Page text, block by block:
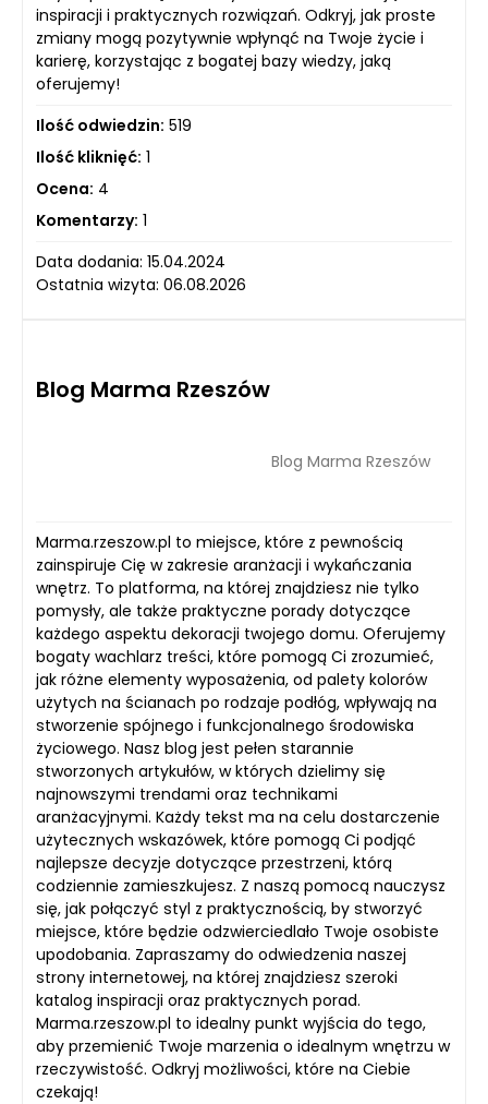
inspiracji i praktycznych rozwiązań. Odkryj, jak proste
zmiany mogą pozytywnie wpłynąć na Twoje życie i
karierę, korzystając z bogatej bazy wiedzy, jaką
oferujemy!
Ilość odwiedzin: 519
Ilość kliknięć: 1
Ocena: 4
Komentarzy: 1
Data dodania: 15.04.2024
Ostatnia wizyta: 06.08.2026
Blog Marma Rzeszów
Blog Marma Rzeszów
Marma.rzeszow.pl to miejsce, które z pewnością
zainspiruje Cię w zakresie aranżacji i wykańczania
wnętrz. To platforma, na której znajdziesz nie tylko
pomysły, ale także praktyczne porady dotyczące
każdego aspektu dekoracji twojego domu. Oferujemy
bogaty wachlarz treści, które pomogą Ci zrozumieć,
jak różne elementy wyposażenia, od palety kolorów
użytych na ścianach po rodzaje podłóg, wpływają na
stworzenie spójnego i funkcjonalnego środowiska
życiowego. Nasz blog jest pełen starannie
stworzonych artykułów, w których dzielimy się
najnowszymi trendami oraz technikami
aranżacyjnymi. Każdy tekst ma na celu dostarczenie
użytecznych wskazówek, które pomogą Ci podjąć
najlepsze decyzje dotyczące przestrzeni, którą
codziennie zamieszkujesz. Z naszą pomocą nauczysz
się, jak połączyć styl z praktycznością, by stworzyć
miejsce, które będzie odzwierciedlało Twoje osobiste
upodobania. Zapraszamy do odwiedzenia naszej
strony internetowej, na której znajdziesz szeroki
katalog inspiracji oraz praktycznych porad.
Marma.rzeszow.pl to idealny punkt wyjścia do tego,
aby przemienić Twoje marzenia o idealnym wnętrzu w
rzeczywistość. Odkryj możliwości, które na Ciebie
czekają!